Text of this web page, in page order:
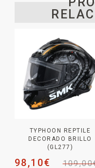
TYPHOON REPTILE
DECORADO BRILLO
(GL277)
109,00
98,10€